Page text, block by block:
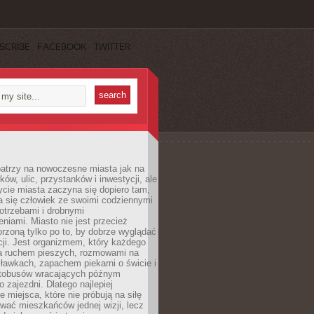
FACEBOOK TWITTER
na nowoczesne miasta jak na
ulic, przystanków i inwestycji, ale
miasta zaczyna się dopiero tam,
się człowiek ze swoimi codziennymi
i drobnymi
Miasto nie jest przecież
tylko po to, by dobrze wyglądać
Jest organizmem, który każdego
ruchem pieszych, rozmowami na
zapachem piekarni o świcie i
wracających późnym
zajezdni. Dlatego najlepiej
miejsca, które nie próbują na siłę
mieszkańców jednej wizji, lecz